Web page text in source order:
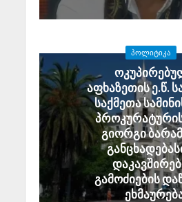
ᲞᲝᲚᲘᲢᲘᲙᲐ
აფხაზეთის ე.წ.
საქმეთა
გიორგი
გამოძიების